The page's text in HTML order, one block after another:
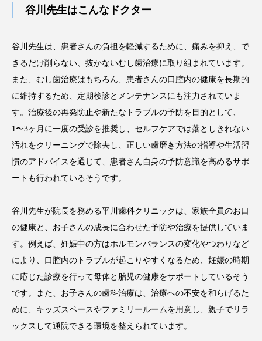
谷川先生はこんなドクター
谷川先生は、患者さんの負担を軽減するために、痛みを抑え、で
きるだけ削らない、抜かないむし歯治療に取り組まれています。
また、むし歯治療はもちろん、患者さんの口腔内の健康を長期的
に維持するため、定期検診とメンテナンスにも注力されていま
す。治療後の再発防止や新たなトラブルの予防を目的として、
1〜3ヶ月に一度の受診を推奨し、セルフケアでは落としきれない
汚れをクリーニングで除去し、正しい歯磨き方法の指導や生活習
慣のアドバイスを通じて、患者さん自身の予防意識を高めるサポ
ートも行われているそうです。
谷川先生が院長を務める平川歯科クリニックは、家族全員のお口
の健康と、お子さんの成長に合わせた予防や治療を提供していま
す。例えば、妊娠中の方はホルモンバランスの変化やつわりなど
により、口腔内のトラブルが起こりやすくなるため、妊娠の時期
に応じた診療を行って母体と胎児の健康をサポートしているそう
です。また、お子さんの歯科治療は、治療への不安を和らげるた
めに、キッズスペースやファミリールームを用意し、親子でリラ
ックスして通院できる環境を整えられています。